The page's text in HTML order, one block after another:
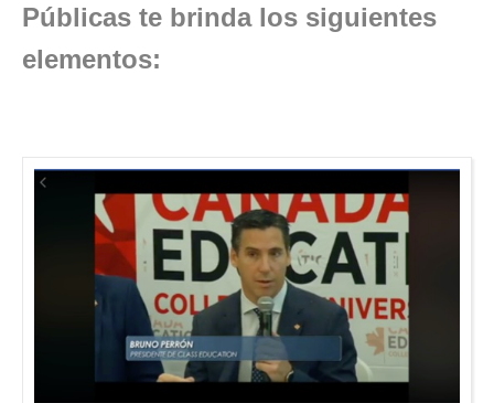
Públicas te brinda los siguientes
elementos: